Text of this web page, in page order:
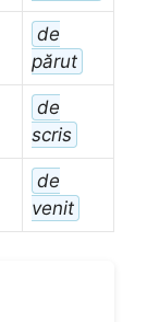
de
părut
de
scris
de
venit